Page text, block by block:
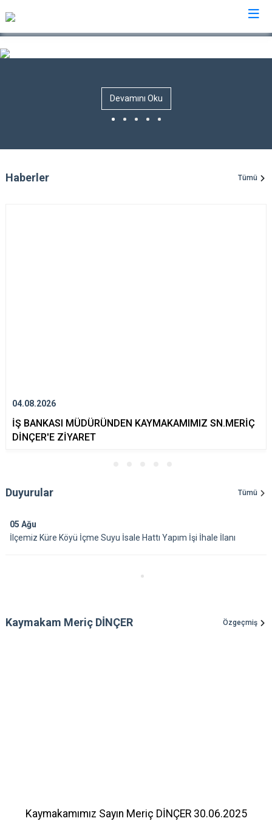
Çorum
Dodurga
İskilip
Mecitözü
Osmancık
Devamını Oku
Haberler Tümü
04.08.2026
İŞ BANKASI MÜDÜRÜNDEN KAYMAKAMIMIZ SN.MERİÇ
DİNÇER'E ZİYARET
Duyurular Tümü
05 Ağu
İlçemiz Küre Köyü İçme Suyu İsale Hattı Yapım İşi İhale İlanı
Kaymakam Meriç DİNÇER Özgeçmiş
Kaymakamımız Sayın Meriç DİNÇER 30.06.2025